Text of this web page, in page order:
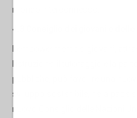
mondo interconnesso.
4.3 Consiglio dei giovani e delle
L'empowerment dei giovani,
l'istruzione, il tutoraggio e la
pubbliche, può favorire una
sviluppo sostenibile, nella pace
nuovo Consiglio delle Nazioni